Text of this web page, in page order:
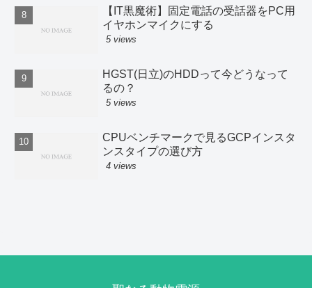
【IT黒魔術】固定電話の受話器をPC用
イヤホンマイクにする
5 views
HGST(日立)のHDDって今どうなって
るの？
5 views
CPUベンチマークで見るGCPインスタ
ンスタイプの選び方
4 views